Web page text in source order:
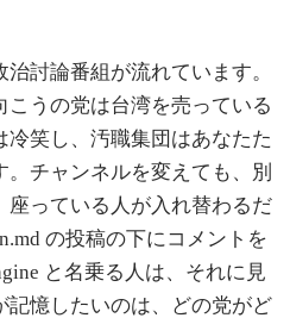
討論番組が流れています。
うの党は台湾を売っている
冷笑し、汚職集団はあなたた
チャンネルを変えても、別
座っている人が入れ替わるだ
の投稿の下にコメントを
と名乗る人は、それに見
記憶したいのは、どの党がど